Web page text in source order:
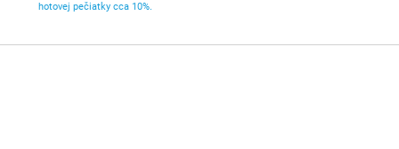
hotovej pečiatky cca 10%.